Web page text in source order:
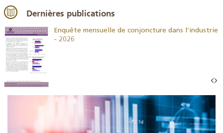
Dernières publications
Enquête mensuelle de conjoncture dans l’industrie
- 2026